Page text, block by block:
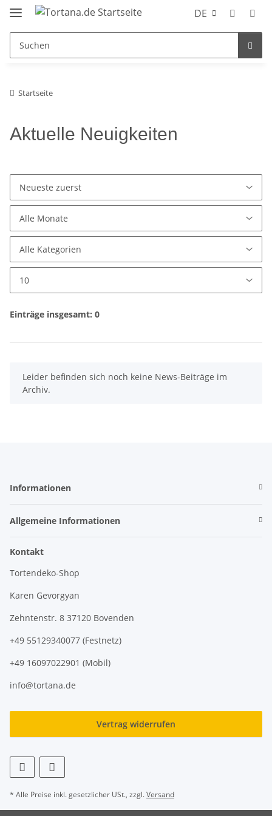
DE
Startseite
Aktuelle Neuigkeiten
Einträge insgesamt: 0
xLeider befinden sich noch keine News-Beiträge im
Archiv.
Informationen
Allgemeine Informationen
Kontakt
Tortendeko-Shop
Karen Gevorgyan
Zehntenstr. 8 37120 Bovenden
+49 55129340077 (Festnetz)
+49 16097022901 (Mobil)
info@tortana.de
Vertrag widerrufen
* Alle Preise inkl. gesetzlicher USt., zzgl.Versand